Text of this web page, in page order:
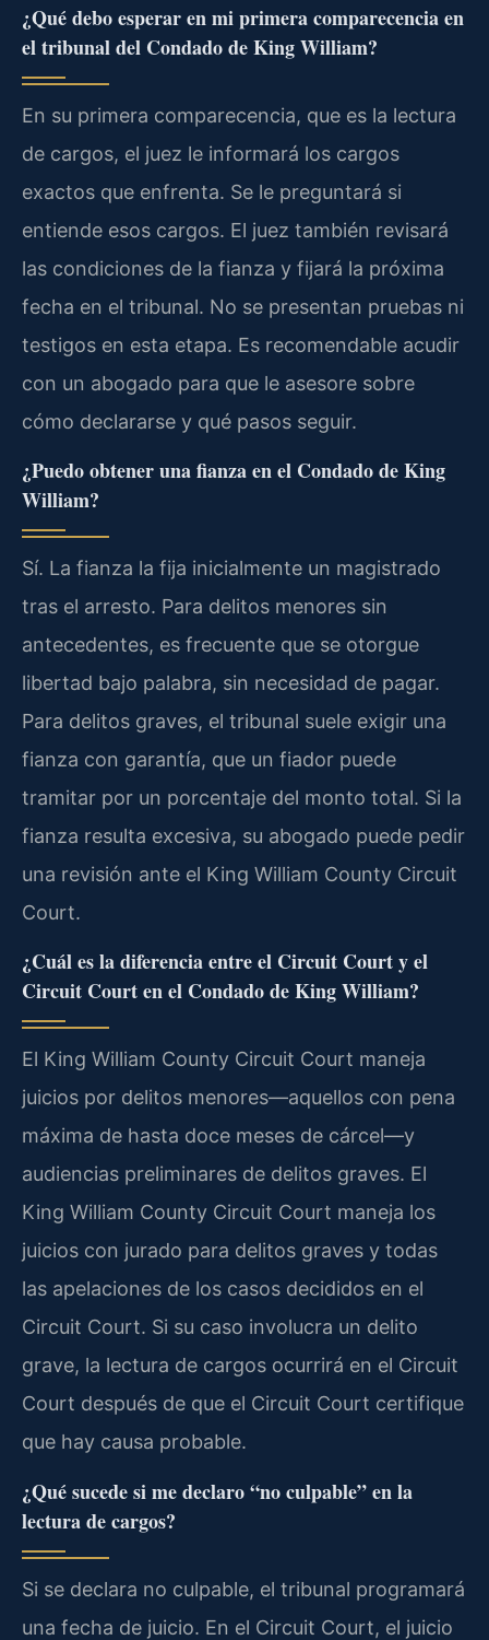
¿Qué debo esperar en mi primera comparecencia en
el tribunal del Condado de King William?
En su primera comparecencia, que es la lectura
de cargos, el juez le informará los cargos
exactos que enfrenta. Se le preguntará si
entiende esos cargos. El juez también revisará
las condiciones de la fianza y fijará la próxima
fecha en el tribunal. No se presentan pruebas ni
testigos en esta etapa. Es recomendable acudir
con un abogado para que le asesore sobre
cómo declararse y qué pasos seguir.
¿Puedo obtener una fianza en el Condado de King
William?
Sí. La fianza la fija inicialmente un magistrado
tras el arresto. Para delitos menores sin
antecedentes, es frecuente que se otorgue
libertad bajo palabra, sin necesidad de pagar.
Para delitos graves, el tribunal suele exigir una
fianza con garantía, que un fiador puede
tramitar por un porcentaje del monto total. Si la
fianza resulta excesiva, su abogado puede pedir
una revisión ante el King William County Circuit
Court.
¿Cuál es la diferencia entre el Circuit Court y el
Circuit Court en el Condado de King William?
El King William County Circuit Court maneja
juicios por delitos menores—aquellos con pena
máxima de hasta doce meses de cárcel—y
audiencias preliminares de delitos graves. El
King William County Circuit Court maneja los
juicios con jurado para delitos graves y todas
las apelaciones de los casos decididos en el
Circuit Court. Si su caso involucra un delito
grave, la lectura de cargos ocurrirá en el Circuit
Court después de que el Circuit Court certifique
que hay causa probable.
¿Qué sucede si me declaro “no culpable” en la
lectura de cargos?
Si se declara no culpable, el tribunal programará
una fecha de juicio. En el Circuit Court, el juicio